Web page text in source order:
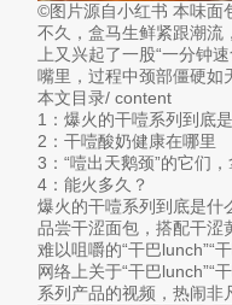
©图片源自小红书 本味面
不久，盒马生鲜紧跟潮流
上又兴起了一股“一分钟
嘴里，过程中颈部僵硬如
本文目录/ content
1：爆火的干噎系列到底
2：干噎酸奶健康在哪里
3：“噎出天鹅颈”的它们
4：能火多久？
爆火的干噎系列到底是什
品尝干涩面包，搭配干涩
难以咀嚼的“干巴lunch”“
网络上关于“干巴lunch”“
系列产品的视频，热闹非